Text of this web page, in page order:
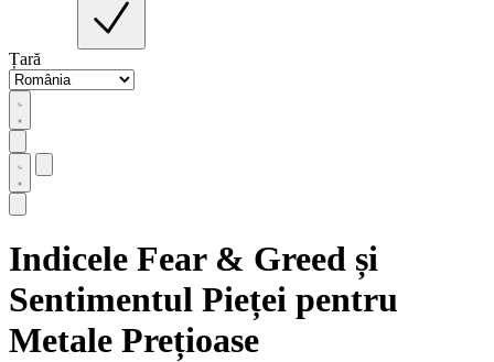
Țară
Indicele Fear & Greed și
Sentimentul Pieței pentru
Metale Prețioase